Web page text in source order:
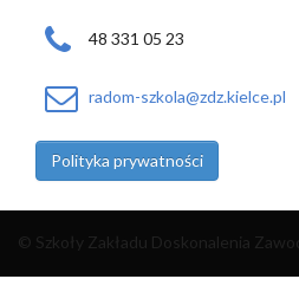
48 331 05 23
radom-szkola@zdz.kielce.pl
Polityka prywatności
© Szkoły Zakładu Doskonalenia